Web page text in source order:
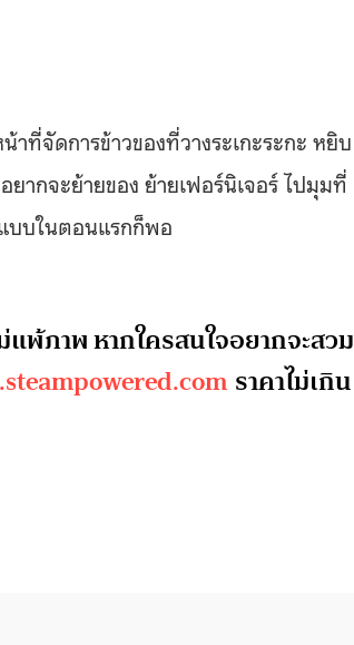
ที่จัดการข้าวของที่วางระเกะระกะ หยิบ
ากจะย้ายของ ย้ายเฟอร์นิเจอร์ ไปมุมที่
บบในตอนแรกก็พอ
พ้ภาพ หากใครสนใจอยากจะสวม
ราคาไม่เกิน